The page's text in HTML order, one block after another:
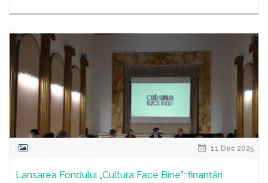
11 Dec 2025
Lansarea Fondului „Cultura Face Bine”: finanțări